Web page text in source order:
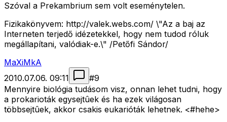
Szóval a Prekambrium sem volt eseménytelen.
Fizikakönyvem: http://valek.webs.com/ \"Az a baj az
Interneten terjedő idézetekkel, hogy nem tudod róluk
megállapítani, valódiak-e.\" /Petőfi Sándor/
MaXiMkA
2010.07.06. 09:11
#9
Mennyire biológia tudásom visz, onnan lehet tudni, hogy
a prokarioták egysejtûek és ha ezek világosan
többsejtûek, akkor csakis eukarióták lehetnek. <#hehe>